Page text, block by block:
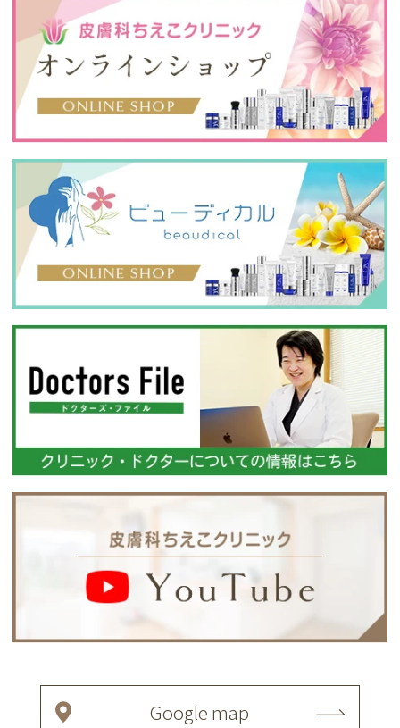
Google map